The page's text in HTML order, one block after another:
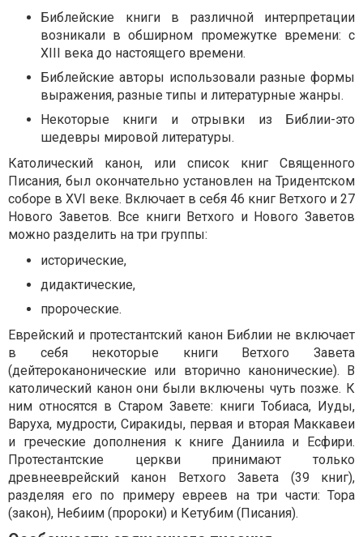
Библейские книги в различной интерпретации
возникали в обширном промежутке времени: с
XIII века до настоящего времени.
Библейские авторы использовали разные формы
выражения, разные типы и литературные жанры.
Некоторые книги и отрывки из Библии-это
шедевры мировой литературы.
Католический канон, или список книг Священного
Писания, был окончательно установлен на Тридентском
соборе в XVI веке. Включает в себя 46 книг Ветхого и 27
Нового Заветов. Все книги Ветхого и Нового Заветов
можно разделить на три группы:
исторические,
дидактические,
пророческие.
Еврейский и протестантский канон Библии не включает
в себя некоторые книги Ветхого Завета
(дейтероканонические или вторично канонические). В
католический канон они были включены чуть позже. К
ним относятся в Старом Завете: книги Тобиаса, Иуды,
Варуха, мудрости, Сиракиды, первая и вторая Маккавеи
и греческие дополнения к книге Даниила и Есфири.
Протестантские церкви принимают только
древнееврейский канон Ветхого Завета (39 книг),
разделяя его по примеру евреев на три части: Тора
(закон), Небиим (пророки) и Кетубим (Писания).